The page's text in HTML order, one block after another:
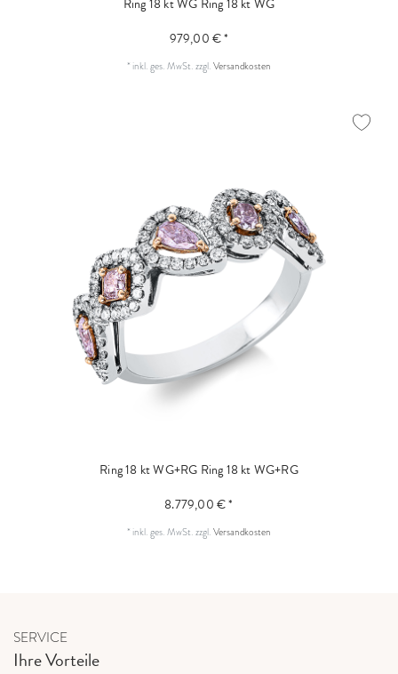
979,00 € *
* inkl. ges. MwSt.zzgl.Versandkosten
Ring 18 kt WG+RG Ring 18 kt WG+RG
8.779,00 € *
* inkl. ges. MwSt.zzgl.Versandkosten
SERVICE
Ihre Vorteile